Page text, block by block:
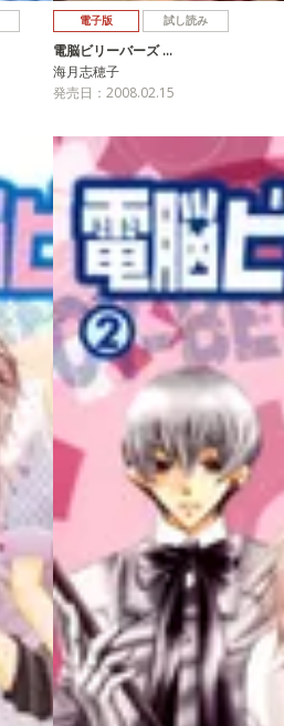
電子版 試し読み
電脳ビリーバーズ …
海月志穂子
発売日：2008.02.15